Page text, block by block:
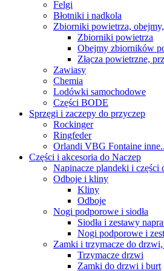
Felgi
Błotniki i nadkola
Zbiorniki powietrza,
Zbiorniki powietrza
Obejmy zbiorników
Złącza powietrzne,
Zawiasy
Chemia
Lodówki samochodowe
Części BODE
Sprzęgi i zaczepy do przyczep
Rockinger
Ringfeder
Orlandi VBG Fontaine
Części i akcesoria do Naczep
Napinacze plandeki i części
Odboje i kliny
Kliny
Odboje
Nogi podporowe i siodła
Siodła i zestawy
Nogi podporowe i
Zamki i trzymacze do
Trzymacze drzwi
Zamki do drzwi i burt